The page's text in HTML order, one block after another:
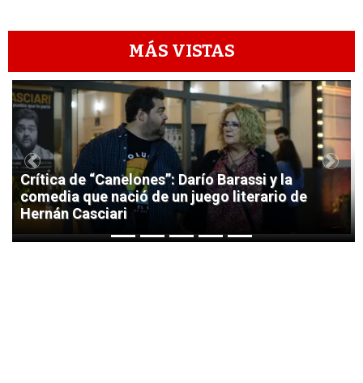
MÁS VISTAS
1
Crítica de “Canelones”: Darío Barassi y la
comedia que nació de un juego literario de
Hernán Casciari
Previous Next